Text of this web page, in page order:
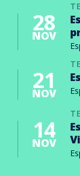
28
NOV
21
NOV
14
NOV